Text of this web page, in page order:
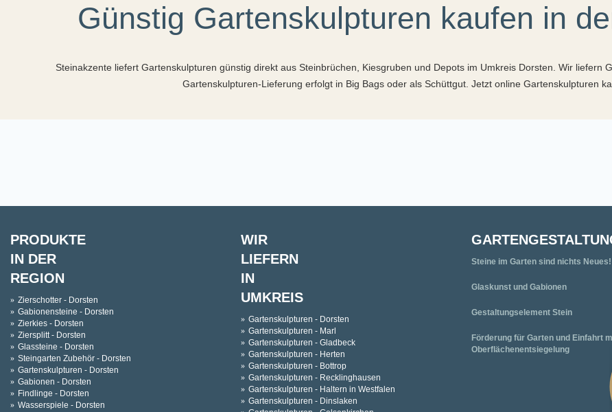
Günstig Gartenskulpturen kaufen in
Steinakzente liefert Gartenskulpturen günstig direkt aus Steinbrüchen, Kiesgruben und Depots im Umkreis Dorsten. Wir liefern
Gartenskulpturen-Lieferung erfolgt in Big Bags oder als Schüttgut. Jetzt online Gartenskulpturen
PRODUKTE
IN DER
REGION
Zierschotter - Dorsten
Gabionensteine - Dorsten
Zierkies - Dorsten
Ziersplitt - Dorsten
Glassteine - Dorsten
Steingarten Zubehör - Dorsten
Gartenskulpturen - Dorsten
Gabionen - Dorsten
Findlinge - Dorsten
Wasserspiele - Dorsten
WIR
LIEFERN
IN
UMKREIS
Gartenskulpturen - Dorsten
Gartenskulpturen - Marl
Gartenskulpturen - Gladbeck
Gartenskulpturen - Herten
Gartenskulpturen - Bottrop
Gartenskulpturen - Recklinghausen
Gartenskulpturen - Haltern in Westfalen
Gartenskulpturen - Dinslaken
Steine im Garten sind nichts Neues!
Glaskunst und Gabionen
Gestaltungselement Stein
Förderung für Garten und Einfahrt
Oberflächenentsiegelung